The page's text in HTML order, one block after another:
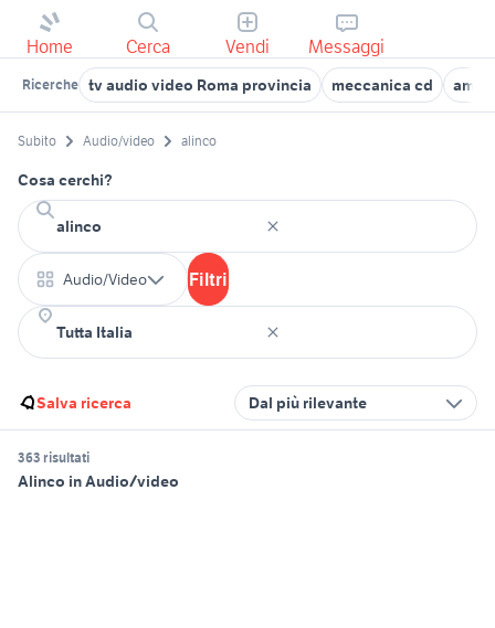
Home Cerca Vendi Messaggi
Ricerche tv audio video Roma provincia meccanica cd
Subito Audio/video alinco
Cosa cerchi?
Audio/Video Filtri
Salva ricerca Dal più rilevante
363 risultati
Alinco in Audio/video